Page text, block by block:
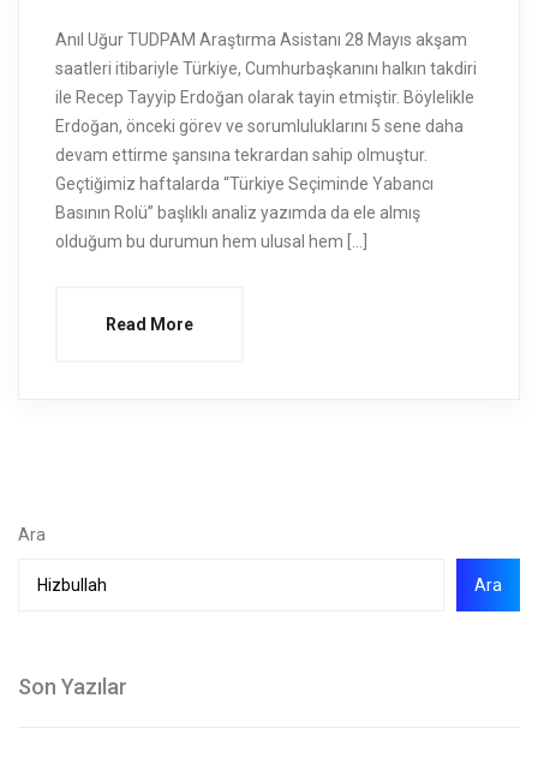
Anıl Uğur TUDPAM Araştırma Asistanı 28 Mayıs akşam
saatleri itibariyle Türkiye, Cumhurbaşkanını halkın takdiri
ile Recep Tayyip Erdoğan olarak tayin etmiştir. Böylelikle
Erdoğan, önceki görev ve sorumluluklarını 5 sene daha
devam ettirme şansına tekrardan sahip olmuştur.
Geçtiğimiz haftalarda “Türkiye Seçiminde Yabancı
Basının Rolü” başlıklı analiz yazımda da ele almış
olduğum bu durumun hem ulusal hem […]
Read More
Ara
Ara
Son Yazılar